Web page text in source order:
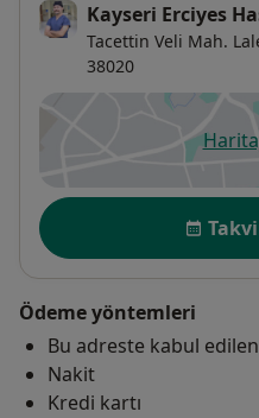
Kayseri Erciyes
Tacettin Veli Mah.
38020
Uygunluk
Ödeme yöntemleri
Bu adreste kabul
Nakit
Kredi kartı